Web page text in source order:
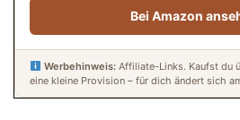
Bei Amazon
Werbehinweis:Affiliate-Links. Kaufst du
eine kleine Provision – für dich ändert sich